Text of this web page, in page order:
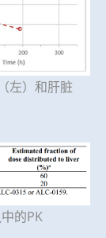
左）和肝脏
的PK